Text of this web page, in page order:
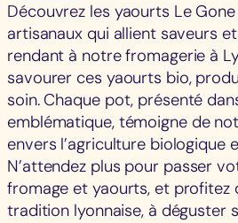
Découvrez les yaourts Le
artisanaux qui allient saveurs
rendant à notre fromagerie à
savourer ces yaourts bio,
soin. Chaque pot, présenté
emblématique, témoigne de
envers l’agriculture biologique
N’attendez plus pour passer
fromage et yaourts, et profitez
tradition lyonnaise, à déguster